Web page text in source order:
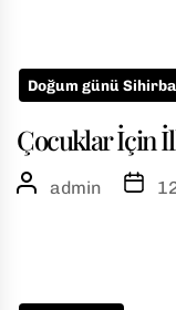
Doğum günü
Çocuklar İçin
admin